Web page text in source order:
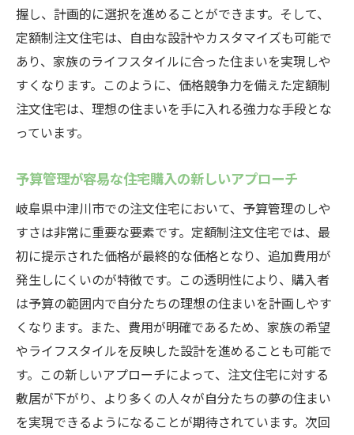
握し、計画的に選択を進めることができます。そして、
定額制注文住宅は、自由な設計やカスタマイズも可能で
あり、家族のライフスタイルに合った住まいを実現しや
すくなります。このように、価格競争力を備えた定額制
注文住宅は、理想の住まいを手に入れる強力な手段とな
っています。
予算管理が容易な住宅購入の新しいアプローチ
岐阜県中津川市での注文住宅において、予算管理のしや
すさは非常に重要な要素です。定額制注文住宅では、最
初に提示された価格が最終的な価格となり、追加費用が
発生しにくいのが特徴です。この透明性により、購入者
は予算の範囲内で自分たちの理想の住まいを計画しやす
くなります。また、費用が明確であるため、家族の希望
やライフスタイルを反映した設計を進めることも可能で
す。この新しいアプローチによって、注文住宅に対する
敷居が下がり、より多くの人々が自分たちの夢の住まい
を実現できるようになることが期待されています。次回